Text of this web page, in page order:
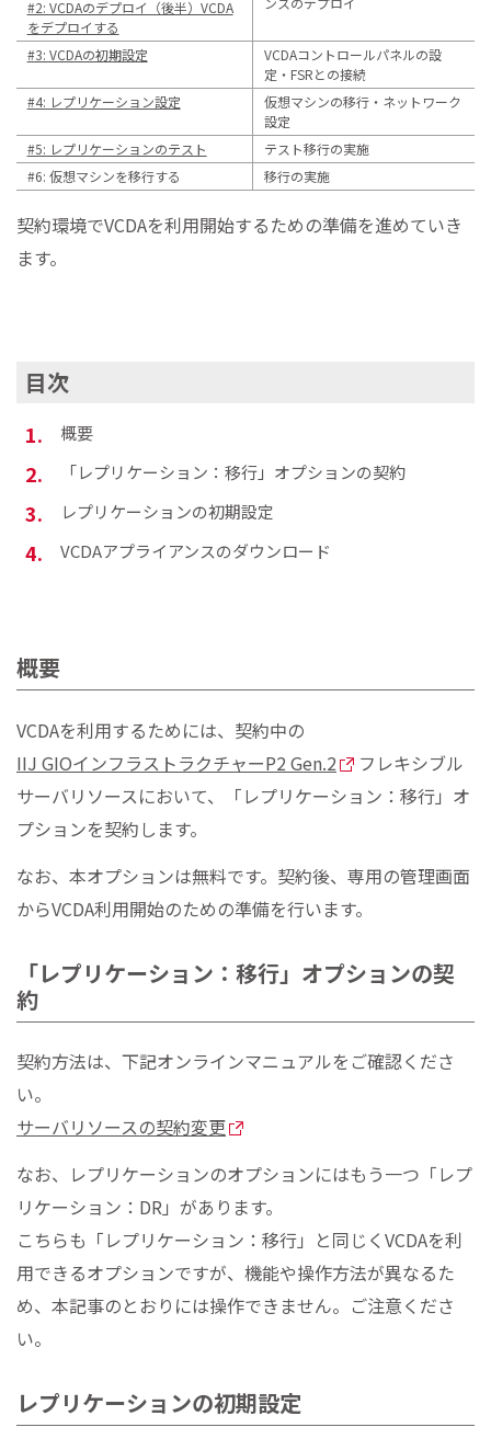
#2: VCDAのデプロイ（後半）VCDA
をデプロイする
#3: VCDAの初期設定
VCDAコントロールパネルの設
定・FSRとの接続
#4: レプリケーション設定
仮想マシンの移行・ネットワーク
設定
#5: レプリケーションのテスト
テスト移行の実施
#6: 仮想マシンを移行する
移行の実施
契約環境でVCDAを利用開始するための準備を進めていき
ます。
目次
概要
「レプリケーション：移行」オプションの契約
レプリケーションの初期設定
VCDAアプライアンスのダウンロード
概要
VCDAを利用するためには、契約中の
IIJ GIOインフラストラクチャーP2 Gen.2
フレキシブル
サーバリソースにおいて、「レプリケーション：移行」オ
プションを契約します。
なお、本オプションは無料です。契約後、専用の管理画面
からVCDA利用開始のための準備を行います。
「レプリケーション：移行」オプションの契
約
契約方法は、下記オンラインマニュアルをご確認くださ
い。
サーバリソースの契約変更
なお、レプリケーションのオプションにはもう一つ「レプ
リケーション：DR」があります。
こちらも「レプリケーション：移行」と同じくVCDAを利
用できるオプションですが、機能や操作方法が異なるた
め、本記事のとおりには操作できません。ご注意くださ
い。
レプリケーションの初期設定